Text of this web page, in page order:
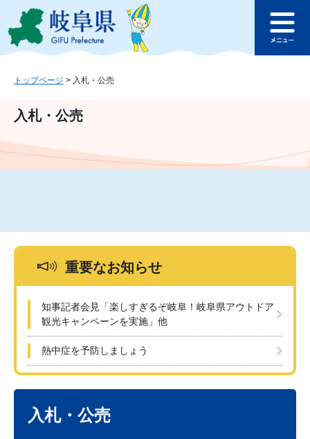
ジ
ュ
文
このページの本文へ
ュ
トップページ > 入札・公売
入札・公売
重要なお知らせ
知事記者会見「楽しすぎるぞ岐阜！岐阜県アウトドア
観光キャンペーンを実施」他
熱中症を予防しましょう
入札・公売